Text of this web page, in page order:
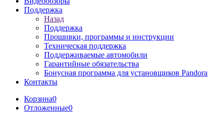
Поддержка
Назад
Поддержка
Прошивки, программы и инструкции
Техническая поддержка
Поддерживаемые автомобили
Гарантийные обязательства
Бонусная программа для установщиков Pandora
Контакты
Корзина0
Отложенные0